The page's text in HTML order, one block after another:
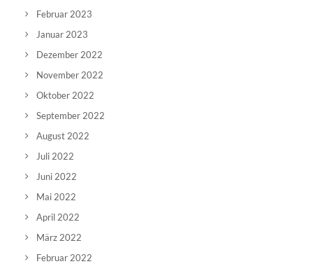
Februar 2023
Januar 2023
Dezember 2022
November 2022
Oktober 2022
September 2022
August 2022
Juli 2022
Juni 2022
Mai 2022
April 2022
März 2022
Februar 2022